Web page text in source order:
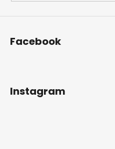
Facebook
Instagram